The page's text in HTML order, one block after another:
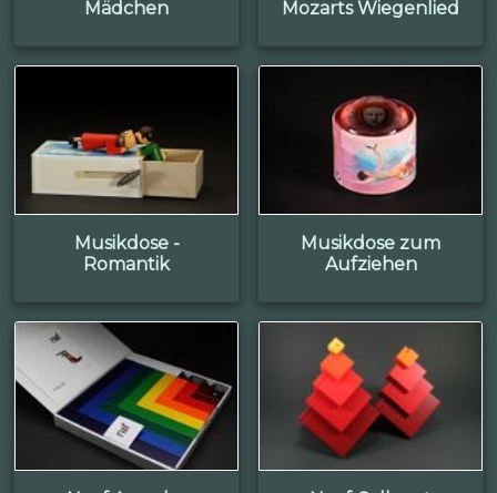
Mädchen
Mozarts Wiegenlied
Musikdose -
Romantik
Musikdose zum
Aufziehen